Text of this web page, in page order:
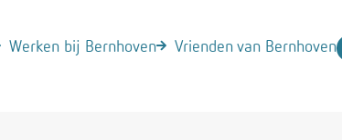
Werken bij Bernhoven Vrienden van Bernhoven